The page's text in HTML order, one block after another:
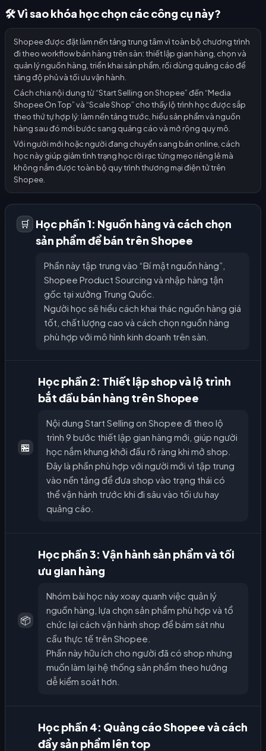
🛠️ Vì sao khóa học chọn các công cụ này?
Shopee được đặt làm nền tảng trung tâm vì toàn bộ chương trình
đi theo workflow bán hàng trên sàn: thiết lập gian hàng, chọn và
quản lý nguồn hàng, triển khai sản phẩm, rồi dùng quảng cáo để
tăng độ phủ và tối ưu vận hành.
Cách chia nội dung từ “Start Selling on Shopee” đến “Media
Shopee On Top” và “Scale Shop” cho thấy lộ trình học được sắp
theo thứ tự hợp lý: làm nền tảng trước, hiểu sản phẩm và nguồn
hàng sau đó mới bước sang quảng cáo và mở rộng quy mô.
Với người mới hoặc người đang chuyển sang bán online, cách
học này giúp giảm tình trạng học rời rạc từng mẹo riêng lẻ mà
không nắm được toàn bộ quy trình thương mại điện tử trên
Shopee.
🛒 Học phần 1: Nguồn hàng và cách chọn
sản phẩm để bán trên Shopee
Phần này tập trung vào “Bí mật nguồn hàng”,
Shopee Product Sourcing và nhập hàng tận
gốc tại xưởng Trung Quốc.
Người học sẽ hiểu cách khai thác nguồn hàng giá
tốt, chất lượng cao và cách chọn nguồn hàng
phù hợp với mô hình kinh doanh trên sàn.
🏪
Học phần 2: Thiết lập shop và lộ trình
bắt đầu bán hàng trên Shopee
Nội dung Start Selling on Shopee đi theo lộ
trình 9 bước thiết lập gian hàng mới, giúp người
học nắm khung khởi đầu rõ ràng khi mở shop.
Đây là phần phù hợp với người mới vì tập trung
vào nền tảng để đưa shop vào trạng thái có
thể vận hành trước khi đi sâu vào tối ưu hay
quảng cáo.
📦
Học phần 3: Vận hành sản phẩm và tối
ưu gian hàng
Nhóm bài học này xoay quanh việc quản lý
nguồn hàng, lựa chọn sản phẩm phù hợp và tổ
chức lại cách vận hành shop để bám sát nhu
cầu thực tế trên Shopee.
Phần này hữu ích cho người đã có shop nhưng
muốn làm lại hệ thống sản phẩm theo hướng
dễ kiểm soát hơn.
Học phần 4: Quảng cáo Shopee và cách
đẩy sản phẩm lên top